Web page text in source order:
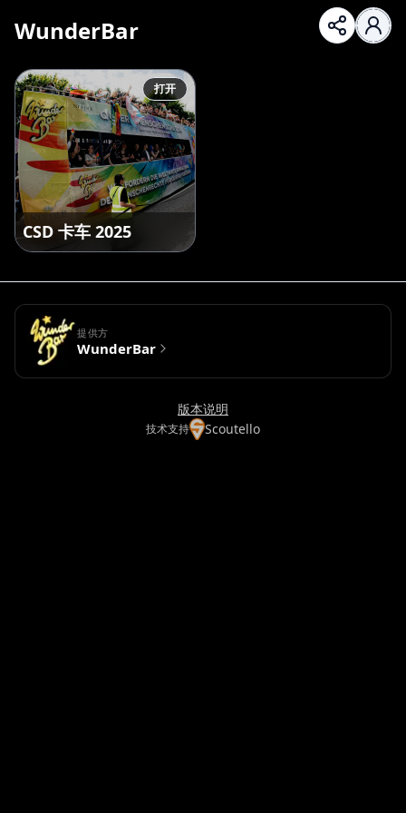
WunderBar
CSD 卡车 2025
打开
提供方
WunderBar
版本说明
技术支持 Scoutello